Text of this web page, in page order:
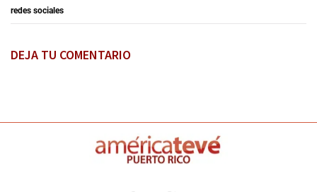
redes sociales
DEJA TU COMENTARIO